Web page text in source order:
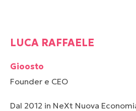
LUCA RAFFAELE
Gioosto
Founder e CEO
Dal 2012 in NeXt Nuova